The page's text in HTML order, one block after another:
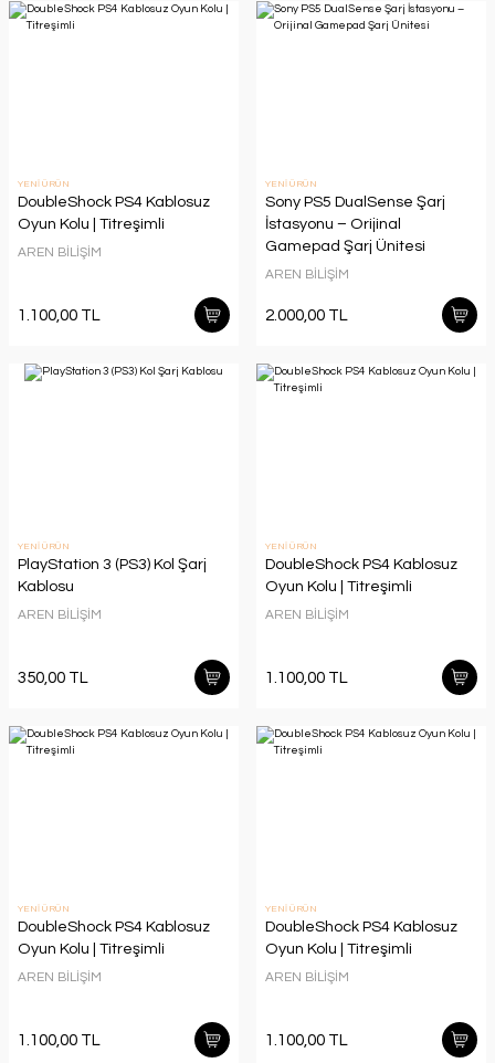
YENİ ÜRÜN
DoubleShock PS4 Kablosuz
Oyun Kolu | Titreşimli
AREN BİLİŞİM
1.100,00 TL
YENİ ÜRÜN
Sony PS5 DualSense Şarj
İstasyonu – Orijinal
Gamepad Şarj Ünitesi
AREN BİLİŞİM
2.000,00 TL
YENİ ÜRÜN
PlayStation 3 (PS3) Kol Şarj
Kablosu
AREN BİLİŞİM
350,00 TL
YENİ ÜRÜN
DoubleShock PS4 Kablosuz
Oyun Kolu | Titreşimli
AREN BİLİŞİM
1.100,00 TL
YENİ ÜRÜN
DoubleShock PS4 Kablosuz
Oyun Kolu | Titreşimli
AREN BİLİŞİM
1.100,00 TL
YENİ ÜRÜN
DoubleShock PS4 Kablosuz
Oyun Kolu | Titreşimli
AREN BİLİŞİM
1.100,00 TL